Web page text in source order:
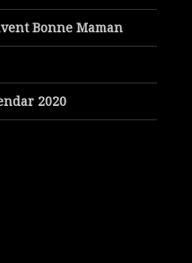
Bonne Maman
2020